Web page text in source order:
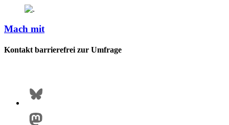
Mach mit
Kontakt barrierefrei zur Umfrage